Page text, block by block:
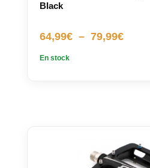
Black
64,99€ – 79,99€Plage
En stock